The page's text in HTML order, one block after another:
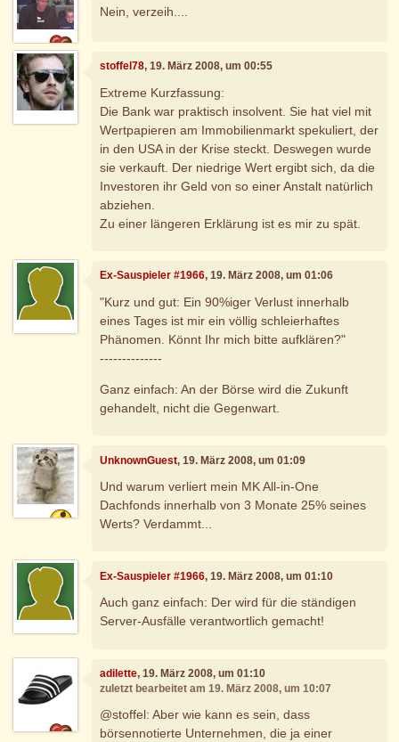
Nein, verzeih....
stoffel78, 19. März 2008, um 00:55
Extreme Kurzfassung:
Die Bank war praktisch insolvent. Sie hat viel mit
Wertpapieren am Immobilienmarkt spekuliert, der
in den USA in der Krise steckt. Deswegen wurde
sie verkauft. Der niedrige Wert ergibt sich, da die
Investoren ihr Geld von so einer Anstalt natürlich
abziehen.
Zu einer längeren Erklärung ist es mir zu spät.
Ex-Sauspieler #1966, 19. März 2008, um 01:06
"Kurz und gut: Ein 90%iger Verlust innerhalb
eines Tages ist mir ein völlig schleierhaftes
Phänomen. Könnt Ihr mich bitte aufklären?"
--------------
Ganz einfach: An der Börse wird die Zukunft
gehandelt, nicht die Gegenwart.
UnknownGuest, 19. März 2008, um 01:09
Und warum verliert mein MK All-in-One
Dachfonds innerhalb von 3 Monate 25% seines
Werts? Verdammt...
Ex-Sauspieler #1966, 19. März 2008, um 01:10
Auch ganz einfach: Der wird für die ständigen
Server-Ausfälle verantwortlich gemacht!
adilette, 19. März 2008, um 01:10
zuletzt bearbeitet am 19. März 2008, um 10:07
@stoffel: Aber wie kann es sein, dass
börsennotierte Unternehmen, die ja einer